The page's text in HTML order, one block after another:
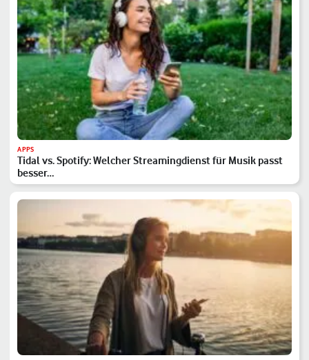
APPS
Tidal vs. Spotify: Welcher Streamingdienst für Musik passt
besser…